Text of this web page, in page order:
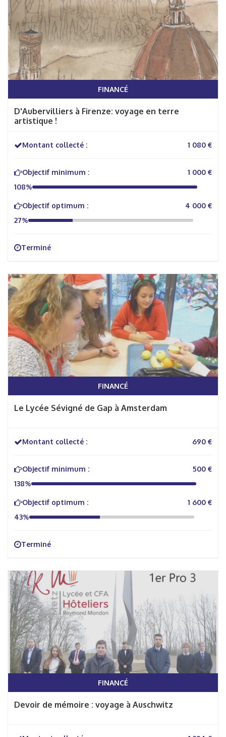
FINANCÉ
D'Aubervilliers à Firenze: voyage en terre
artistique !
Montant collecté : 1 080 €
Objectif minimum :
1 000 €
108%
Objectif optimum :
4 000 €
27%
Terminé
FINANCÉ
Le Lycée Sévigné de Gap à Amsterdam
Montant collecté : 690 €
Objectif minimum :
500 €
138%
Objectif optimum :
1 600 €
43%
Terminé
FINANCÉ
Devoir de mémoire : voyage à Auschwitz